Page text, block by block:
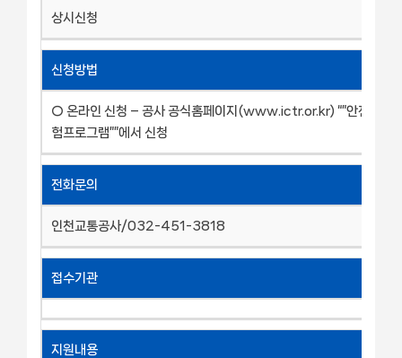
상시신청
신청방법
○ 온라인 신청 – 공사 공식홈페이지(www.ictr.or.kr) “”안전환경-
험프로그램””에서 신청
전화문의
인천교통공사/032-451-3818
접수기관
지원내용